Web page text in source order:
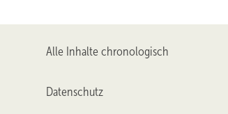
Alle Inhalte chronologisch
Datenschutz